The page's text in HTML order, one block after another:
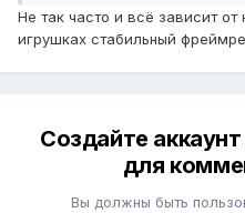
Не так часто и всё зависит
игрушках стабильный
Создайте
для
Вы должны быть